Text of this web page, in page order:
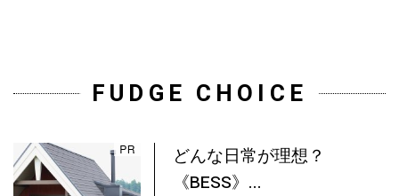
FUDGE CHOICE
どんな日常が理想？
《BESS》...